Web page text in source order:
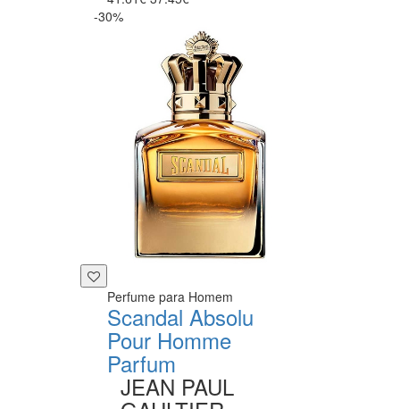
-30%
Perfume para Homem
Scandal Absolu
Pour Homme
Parfum
JEAN PAUL